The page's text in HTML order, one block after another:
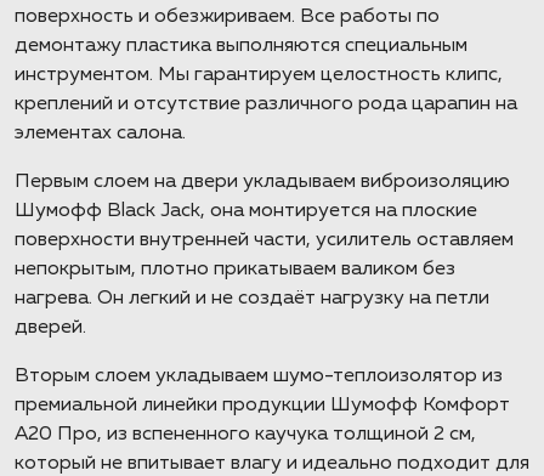
поверхность и обезжириваем. Все работы по
демонтажу пластика выполняются специальным
инструментом. Мы гарантируем целостность клипс,
креплений и отсутствие различного рода царапин на
элементах салона.
Первым слоем на двери укладываем виброизоляцию
Шумофф Black Jack, она монтируется на плоские
поверхности внутренней части, усилитель оставляем
непокрытым, плотно прикатываем валиком без
нагрева. Он легкий и не создаёт нагрузку на петли
дверей.
Вторым слоем укладываем шумо-теплоизолятор из
премиальной линейки продукции Шумофф Комфорт
А20 Про, из вспененного каучука толщиной 2 см,
который не впитывает влагу и идеально подходит для